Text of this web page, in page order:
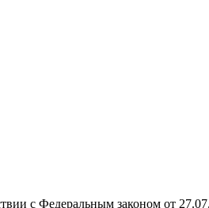
с Федеральным законом от